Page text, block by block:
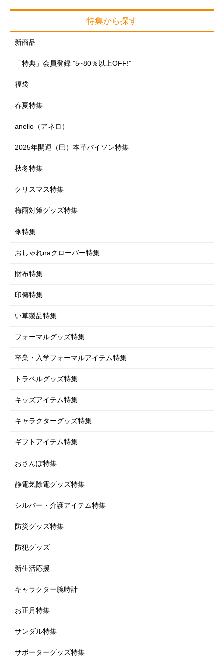
フォーマルグッズ
めがね・サングラス
時計
レイングッズ・日傘
ルームウェア
めがね・サングラス
時計
レイングッズ・日傘
ルームウェア
シューズ（室内・室外）
下着・肌着・ソックス
収納用品
季節商品
ガーデニング・DIY
防災・防犯用品
寝具類
ペットグッズ特集
車・自転車用品
仏壇・仏具・お墓
インテリア雑貨
フラワーアレンジ
のれん・カーテン
クッション・座布団・座椅子
ラグ・マット類
スマートフォングッズ
健康器具
制汗・デオドラント
ヘアケア・ヘアアレンジ
フェイスケア
ボディケア
フットケア
コスメ・メイク用品
ダイエット
エクササイズ・ストレッチ
EM-X 備長炭
衛生用品
アクセサリー
神棚
特集から探す
新商品
「特典」会員登録 ”5~80％以上OFF!”
福袋
春夏特集
anello（アネロ）
2025年開運（巳）本革パイソン特集
秋冬特集
クリスマス特集
梅雨対策グッズ特集
傘特集
おしゃれnaクローバー特集
財布特集
印傳特集
い草製品特集
フォーマルグッズ特集
卒業・入学フォーマルアイテム特集
トラベルグッズ特集
キッズアイテム特集
キャラクターグッズ特集
ギフトアイテム特集
おさんぽ特集
静電気除電グッズ特集
シルバー・介護アイテム特集
防災グッズ特集
防犯グッズ
新生活応援
キャラクター腕時計
お正月特集
サンダル特集
サポーターグッズ特集